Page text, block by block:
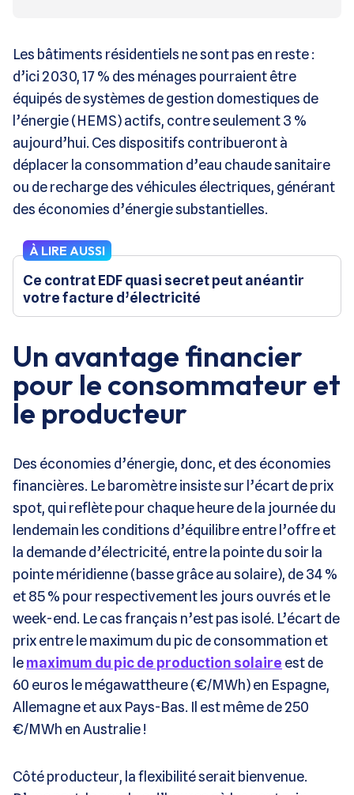
Les bâtiments résidentiels ne sont pas en reste :
d’ici 2030, 17 % des ménages pourraient être
équipés de systèmes de gestion domestiques de
l’énergie (HEMS) actifs, contre seulement 3 %
aujourd’hui. Ces dispositifs contribueront à
déplacer la consommation d’eau chaude sanitaire
ou de recharge des véhicules électriques, générant
des économies d’énergie substantielles.
À LIRE AUSSI
Ce contrat EDF quasi secret peut anéantir
votre facture d’électricité
Un avantage financier
pour le consommateur et
le producteur
Des économies d’énergie, donc, et des économies
financières. Le baromètre insiste sur l’écart de prix
spot, qui reflète pour chaque heure de la journée du
lendemain les conditions d’équilibre entre l’offre et
la demande d’électricité, entre la pointe du soir la
pointe méridienne (basse grâce au solaire), de 34 %
et 85 % pour respectivement les jours ouvrés et le
week-end. Le cas français n’est pas isolé. L’écart de
prix entre le maximum du pic de consommation et
lemaximum du pic de production solaire est de
60 euros le mégawattheure (€/MWh) en Espagne,
Allemagne et aux Pays-Bas. Il est même de 250
€/MWh en Australie !
Côté producteur, la flexibilité serait bienvenue.